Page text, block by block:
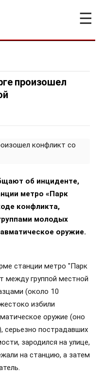
☰
произошел
об инциденте,
метро «Парк
конфликта,
молодых
оружие.
станции метро "Парк
между группой местной
(около 10
избили
оружие (оно
серьезно пострадавших
зародился на улице,
на станцию, а затем